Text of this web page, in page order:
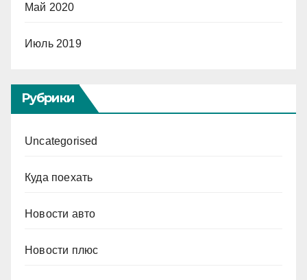
Май 2020
Июль 2019
Рубрики
Uncategorised
Куда поехать
Новости авто
Новости плюс